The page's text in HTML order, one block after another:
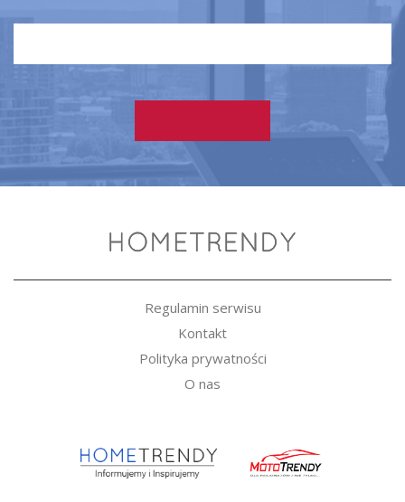
Regulamin serwisu
Kontakt
Polityka prywatności
O nas